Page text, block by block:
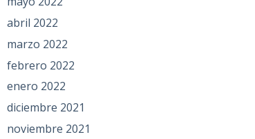
abril 2022
marzo 2022
febrero 2022
enero 2022
diciembre 2021
noviembre 2021